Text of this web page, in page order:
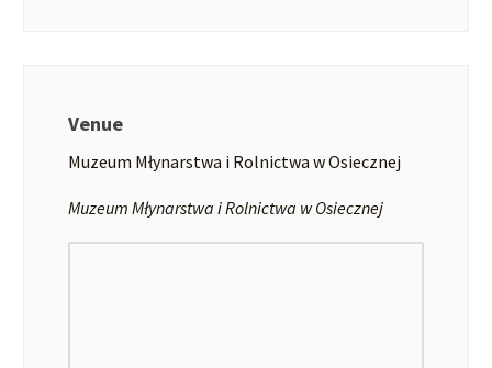
Venue
Muzeum Młynarstwa i Rolnictwa w Osiecznej
Muzeum Młynarstwa i Rolnictwa w Osiecznej